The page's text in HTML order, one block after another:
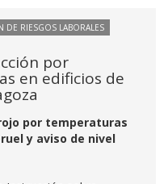
DE RIESGOS LABORALES
por
en edificios de
por temperaturas
y aviso de nivel